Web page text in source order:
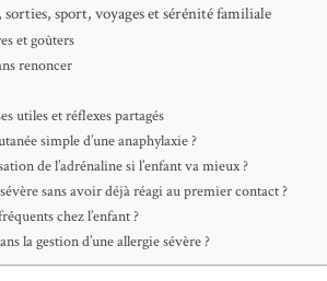
sport, voyages et sérénité familiale
et goûters
renoncer
utiles et réflexes partagés
simple d’une anaphylaxie ?
de l’adrénaline si l’enfant va mieux ?
sans avoir déjà réagi au premier contact ?
chez l’enfant ?
la gestion d’une allergie sévère ?